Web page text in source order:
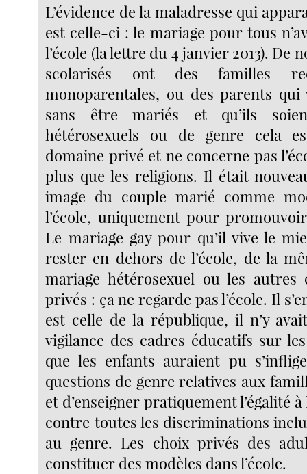
L’évidence de la maladresse qui
est celle-ci : le mariage pour tous
l’école (la lettre du 4 janvier 2013). De
scolarisés ont des familles
monoparentales, ou des parents qui
sans être mariés et qu’ils
hétérosexuels ou de genre cela
domaine privé et ne concerne pas
plus que les religions. Il était
image du couple marié comme
l’école, uniquement pour
Le mariage gay pour qu’il vive le
rester en dehors de l’école, de la
mariage hétérosexuel ou les autres
privés : ça ne regarde pas l’école. Il
est celle de la république, il n’y
vigilance des cadres éducatifs sur
que les enfants auraient pu
questions de genre relatives aux
et d’enseigner pratiquement l’égalité
contre toutes les discriminations
au genre. Les choix privés des
constituer des modèles dans l’école.